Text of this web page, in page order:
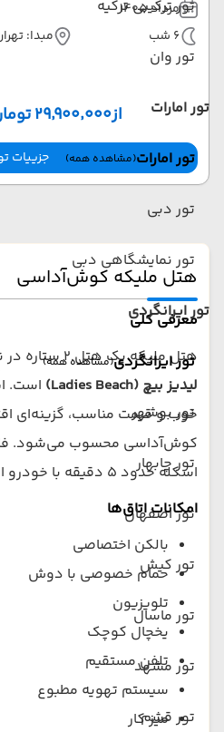
تور ترکیبی ترکیه
تور وان
تور امارات
تور امارات(مشاهده همه)
تور دبی
تور نمایشگاهی دبی
تور ایرانگردی
تور ایرانگردی(مشاهده همه)
تور بوشهر
تور چابهار
تور اصفهان
تور کیش
تور ماسال
تور مشهد
تور قشم
مرداد 1405
6 شب
مبدا:
از۲۹٬۹۰۰٬۰۰۰ تومان + ۲۶۰ دلار
جزییات
هتل ملیکه کوش‌آداسی
معرفی کلی
هتل ملیکه یک هتل ۲ ستاره در نزدیکی ساحل معروف
لیدیز بیچ (Ladies Beach)
است.
خوب و قیمت مناسب، گزینه‌ای
کوش‌آداسی محسوب می‌شود.
اسکله حدود ۵ دقیقه با خودرو است.
امکانات اتاق‌ها
بالکن اختصاصی
حمام خصوصی با دوش
تلویزیون
یخچال کوچک
تلفن مستقیم
سیستم تهویه مطبوع
میز کار